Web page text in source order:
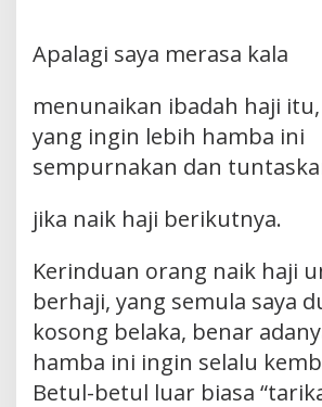
Apalagi saya merasa kala
menunaikan ibadah haji
yang ingin lebih hamba ini
sempurnakan dan
jika naik haji berikutnya.
Kerinduan orang naik haji
berhaji, yang semula saya
kosong belaka, benar
hamba ini ingin selalu
Betul-betul luar biasa